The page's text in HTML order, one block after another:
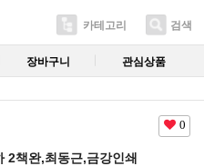
카테고리 검색
장바구니 관심상품
0
2책완,최동근,금강인쇄